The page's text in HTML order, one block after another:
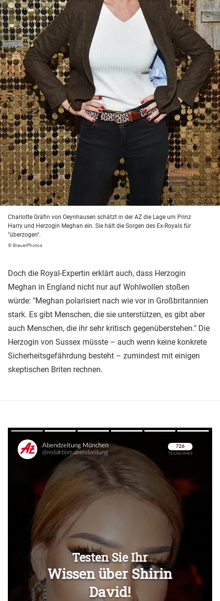
Charlotte Gräfin von Oeynhausen schätzt in der AZ die Lage um Prinz
Harry und Herzogin Meghan ein. Sie hält die Sorgen des Ex-Royals für
"überzogen".
© BrauerPhotos
Doch die Royal-Expertin erklärt auch, dass Herzogin
Meghan in England nicht nur auf Wohlwollen stoßen
würde: "Meghan polarisiert nach wie vor in Großbritannien
stark. Es gibt Menschen, die sie unterstützen, es gibt aber
auch Menschen, die ihr sehr kritisch gegenüberstehen." Die
Herzogin von Sussex müsste – auch wenn keine konkrete
Sicherheitsgefährdung besteht – zumindest mit einigen
skeptischen Briten rechnen.
Überspringen
Überspringen